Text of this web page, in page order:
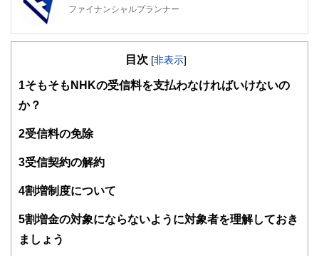
ファイナンシャルプランナー
FinancialField編集部は、金融、経済に関する記事を、日々
知識がない方でも理解できるようわかりやすく発信していま
関わることで、読者目線のコンテンツを追求しています。
FinancialFieldの特徴は、ファイナンシャルプランナー、弁
ドバイザー、DCプランナー、公認会計士、社会保険労務
士、行政書士、投資アナリスト、キャリアコンサルタントな
かしく感じられる年金や税金、相続、保険、ローンなどの話
目次 [非表示]
1 そもそもNHKの受信料を支払わなければいけないの
か？
2受信料の免除
3受信契約の解約
4割増制度について
5割増金の対象にならないように対象者を理解しておき
ましょう